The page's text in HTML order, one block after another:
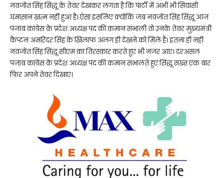
नवजोत सिंह सिद्धू के तेवर देखकर लगता है कि पार्टी में अभी भी सियासी
घमासान खत्म नहीं हुआ है। ऐसा इसलिए क्योंकि जब नवजोत सिंह सिद्धू आज
पंजाब कांग्रेस के प्रदेश अध्यक्ष पद की कमान संभाली तो उनके तेवर मुख्यमंत्री
कैप्टन अमरिंदर सिंह के खिलाफ अलग ही देखने को मिले हैं। इतना ही नहीं
नवजोत सिंह सिद्धू सीएम का तिरस्कार करते हुए भी नजर आए। दरअसल
पंजाब कांग्रेस के प्रदेश अध्यक्ष पद की कमान संभालते हुए सिद्धू सख्त एक बार
फिर अपने तेवर दिखाए।